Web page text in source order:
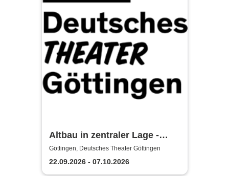
Altbau in zentraler Lage -
Deutsches Theater Göttingen
Göttingen, Deutsches Theater Göttingen
22.09.2026 - 07.10.2026